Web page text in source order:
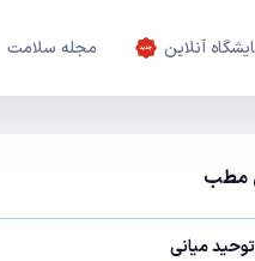
آنلاین مجله سلامت
مطب
میانی